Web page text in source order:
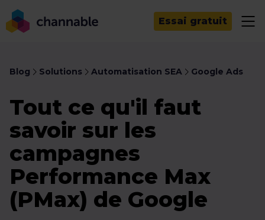
Essai gratuit
Blog Solutions Automatisation SEA Google Ads
Tout ce qu'il faut
savoir sur les
campagnes
Performance Max
(PMax) de Google